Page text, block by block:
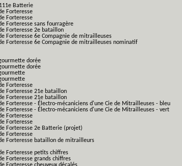
Batterie
Forteresse
Forteresse
Forteresse sans fourragère
Forteresse 2e bataillon
Forteresse 6e Compagnie de mitrailleuses
Forteresse 6e Compagnie de mitrailleuses nominatif
dorée
dorée
Forteresse
Forteresse 21e bataillon
Forteresse 21e bataillon
Forteresse - Électro-mécaniciens d'une Cie de Mitrailleuses - bleu
Forteresse - Électro-mécaniciens d'une Cie de Mitrailleuses - vert
Forteresse
Forteresse
Forteresse 2e Batterie (projet)
Forteresse
Forteresse bataillon de mitrailleurs
Forteresse petits chiffres
Forteresse grands chiffres